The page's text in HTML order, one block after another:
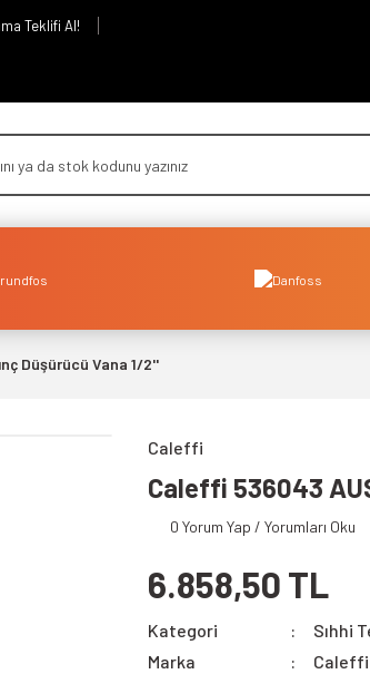
Teklifi Al!
Düşürücü Vana 1/2''
Caleffi
Caleffi 536043
0 Yorum Yap / Yorumları Oku
6.858,50 TL
Kategori
Sıhhi
Marka
Caleffi